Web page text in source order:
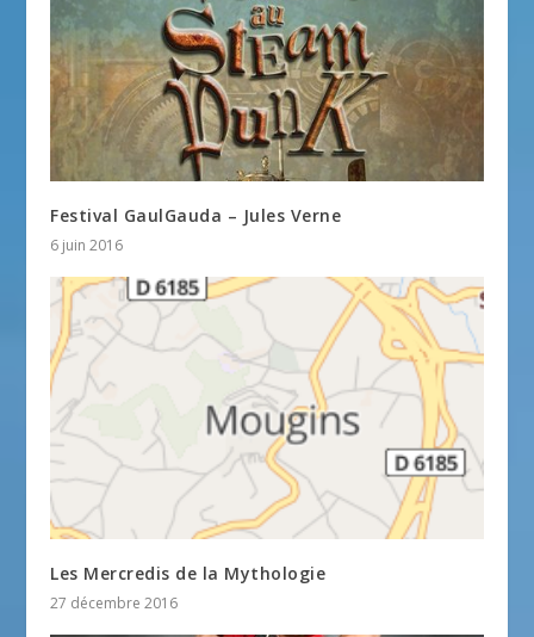
Festival GaulGauda – Jules Verne
6 juin 2016
Les Mercredis de la Mythologie
27 décembre 2016